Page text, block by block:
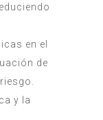
en el
de
y la